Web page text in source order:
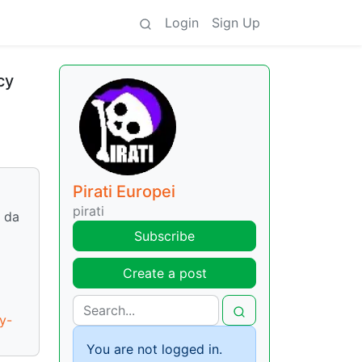
Login Sign Up
Pirati Europei
pirati
Subscribe
Create a post
You are not logged in.